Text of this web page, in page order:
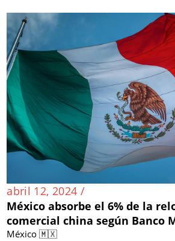
abril 12, 2024 /
México absorbe el 6% de la
comercial china según Banco
México 🇲🇽